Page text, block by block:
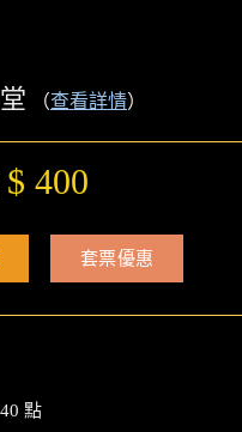
（查看詳情）
$ 400
套票優惠
40 點